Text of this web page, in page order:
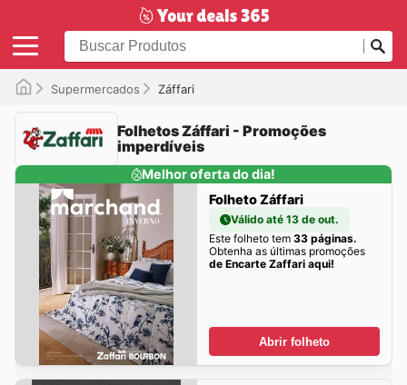
Supermercados Záffari
Folhetos Záffari - Promoções
imperdíveis
Melhor oferta do dia!
Folheto Záffari
Válido até 13 de out.
Este folheto tem 33 páginas.
Obtenha as últimas promoções
de Encarte Zaffari aqui!
Abrir folheto